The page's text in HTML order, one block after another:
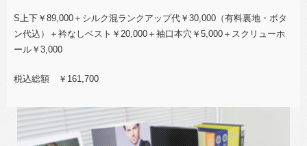
S上下￥89,000＋シルク混ランクアップ代￥30,000（有料裏地・ボタ
ン代込）
＋衿なしベスト￥20,000＋袖口本穴￥5,000＋スクリューホ
ール￥3,000
税込総額 ￥161,700